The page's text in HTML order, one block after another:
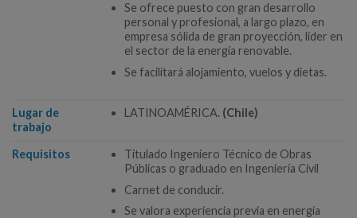
Se ofrece puesto con gran desarrollo
personal y profesional, a largo plazo, en
empresa sólida de gran proyección, líder en
el sector de la energía renovable.
Se facilitará alojamiento, vuelos y dietas.
Lugar de
trabajo
LATINOAMÉRICA. (Chile)
Requisitos
Titulado Ingeniero Técnico de Obras
Públicas o graduado en Ingeniería Civil
Carnet de conducir.
Se valora experiencia previa en energía